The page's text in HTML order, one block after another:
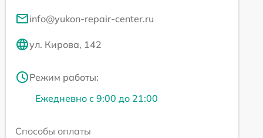
info@yukon-repair-center.ru
ул. Кирова, 142
Режим работы:
Ежедневно с 9:00 до 21:00
Способы оплаты